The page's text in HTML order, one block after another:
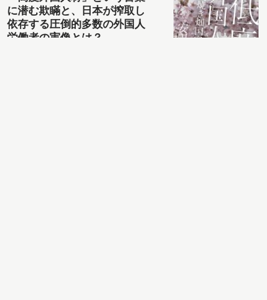
に潜む欺瞞と、日本が搾取し
依存する圧倒的多数の外国人
労働者の実像とは？